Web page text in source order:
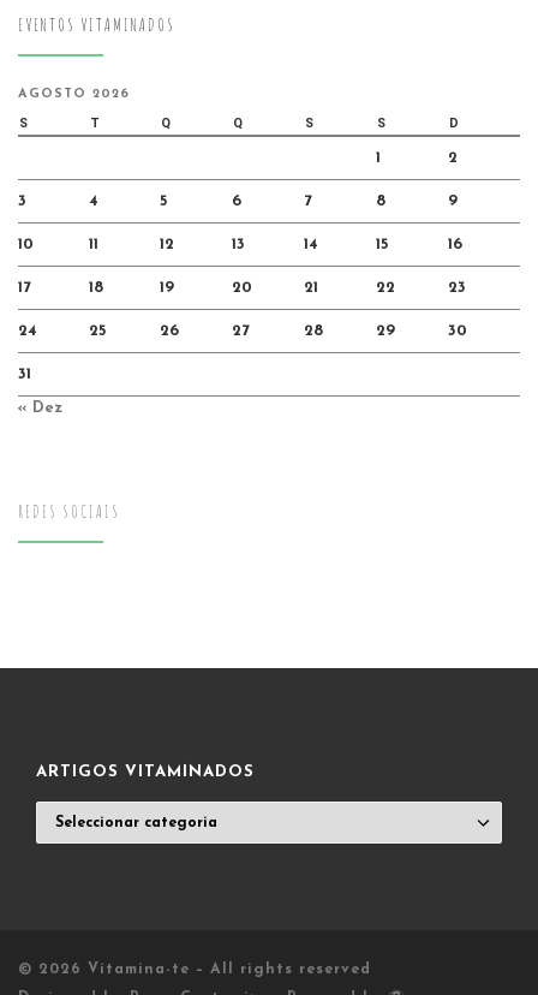
EVENTOS VITAMINADOS
AGOSTO 2026
S T Q Q S S D
1 2
3 4 5 6 7 8 9
10 11 12 13 14 15 16
17 18 19 20 21 22 23
24 25 26 27 28 29 30
31
« Dez
REDES SOCIAIS
ARTIGOS VITAMINADOS
VITAMINADOS
© 2026 Vitamina-te – All rights reserved